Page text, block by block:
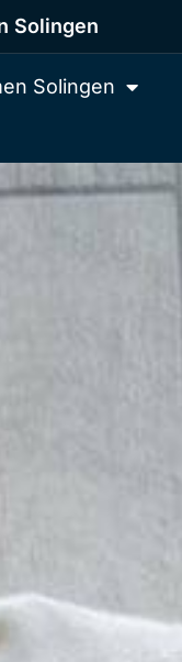
Solingen
Solingen